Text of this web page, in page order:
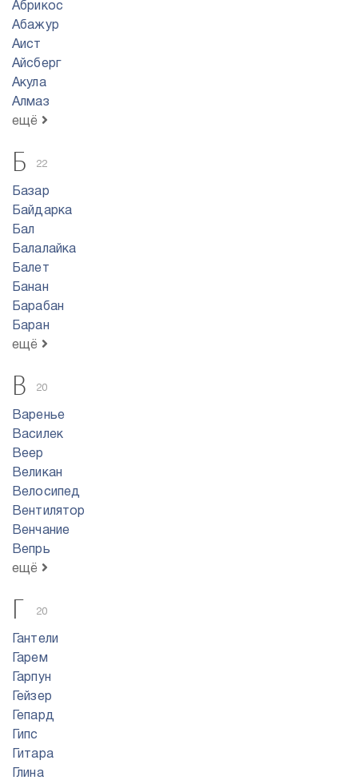
Абрикос
Абажур
Аист
Айсберг
Акула
Алмаз
ещё
Б 22
Базар
Байдарка
Бал
Балалайка
Балет
Банан
Барабан
Баран
ещё
В 20
Варенье
Василек
Веер
Великан
Велосипед
Вентилятор
Венчание
Вепрь
ещё
Г 20
Гантели
Гарем
Гарпун
Гейзер
Гепард
Гипс
Гитара
Глина